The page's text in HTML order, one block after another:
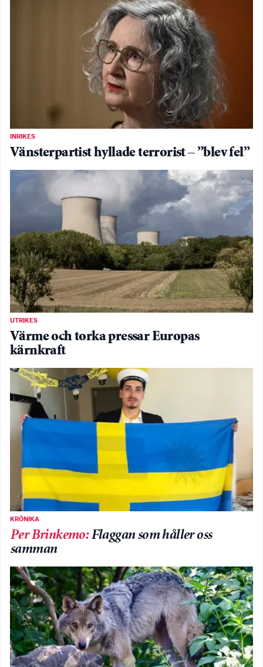
INRIKES
Vänsterpartist hyllade terrorist – ”blev fel”
UTRIKES
Värme och torka pressar Europas
kärnkraft
KRÖNIKA
Per Brinkemo:Flaggan som håller oss
samman